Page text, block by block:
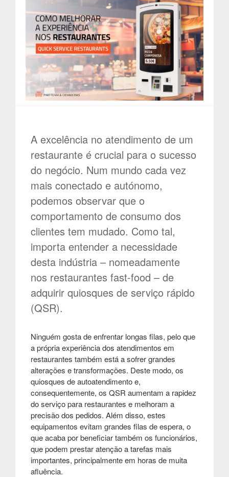
A excelência no atendimento de um
restaurante é crucial para o sucesso
do negócio. Num mundo cada vez
mais conectado e autónomo,
podemos observar que o
comportamento de consumo dos
clientes tem mudado. Como tal,
importa entender a necessidade
desta indústria – nomeadamente
nos restaurantes fast-food – de
adquirir quiosques de serviço rápido
(QSR).
Ninguém gosta de enfrentar longas filas, pelo que
a própria experiência dos atendimentos em
restaurantes também está a sofrer grandes
alterações e transformações. Deste modo, os
quiosques de autoatendimento e,
consequentemente, os QSR aumentam a rapidez
do serviço para restaurantes e melhoram a
precisão dos pedidos. Além disso, estes
equipamentos evitam grandes filas de espera, o
que acaba por beneficiar também os funcionários,
que podem prestar atenção a tarefas mais
importantes, principalmente em horas de muita
afluência.